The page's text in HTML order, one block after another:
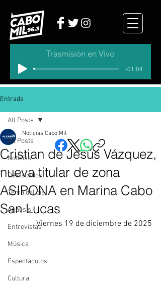
Trasmisión en Vivo
-01:04
Entrada
All Posts
Noticias
Destacados
Tema del dia
Analisis
Entrevistas
Música
Espectáculos
Cultura
All Posts
Cristian de Jesús Vázquez,
nueva titular de zona
ASIPONA en Marina Cabo
San Lucas
Noticias Cabo Mil
Viernes 19 de diciembre de 2025